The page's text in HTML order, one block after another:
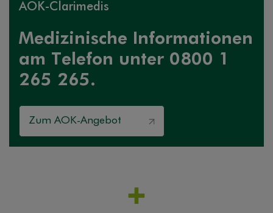
AOK-Clarimedis
Medizinische Informationen
am Telefon unter 0800 1
265 265.
Zum AOK-Angebot